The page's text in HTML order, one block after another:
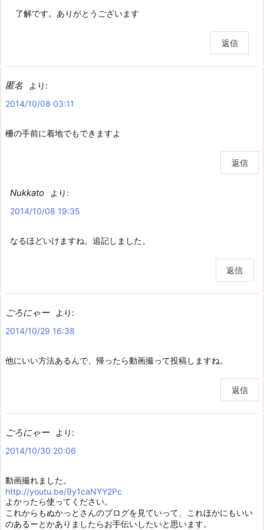
了解です。ありがとうございます
返信
匿名
より:
2014/10/08 03:11
柵の手前に着地でもできますよ
返信
Nukkato
より:
2014/10/08 19:35
なるほどいけますね。追記しました。
返信
ごろにゃー
より:
2014/10/29 16:38
他にいい方法あるんで、帰ったら動画撮って投稿しますね。
返信
ごろにゃー
より:
2014/10/30 20:06
動画撮れました。
http://youtu.be/9y1caNYY2Pc
よかったら使ってください。
これからもぬかっとさんのブログを見ていって、これほかにもいい
のあるーとかありましたらお手伝いしたいと思います。